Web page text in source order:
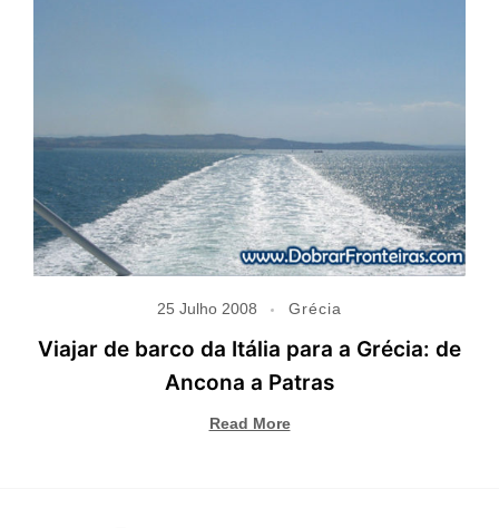
25 Julho 2008 Grécia
Viajar de barco da Itália para a Grécia: de
Ancona a Patras
Read More